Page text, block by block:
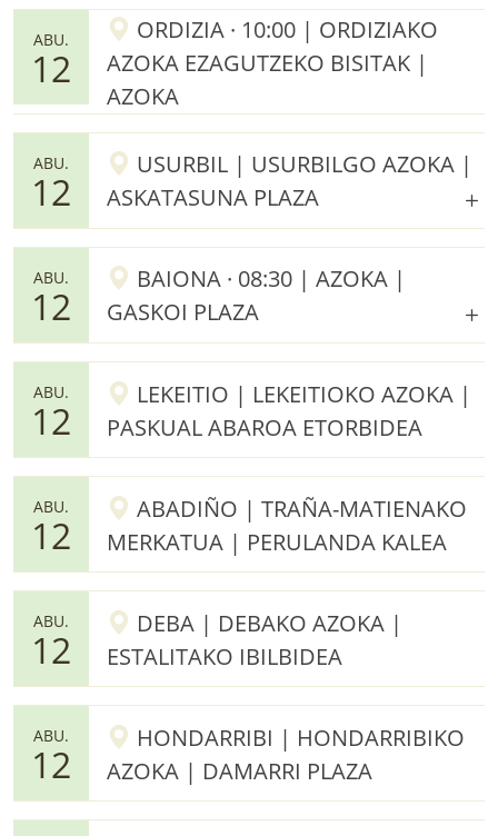
ABU.
12
ORDIZIA · 10:00 | ORDIZIAKO
AZOKA EZAGUTZEKO BISITAK |
AZOKA
ABU.
12
USURBIL | USURBILGO AZOKA |
ASKATASUNA PLAZA
ABU.
12
BAIONA · 08:30 | AZOKA |
GASKOI PLAZA
ABU.
12
LEKEITIO | LEKEITIOKO AZOKA |
PASKUAL ABAROA ETORBIDEA
ABU.
12
ABADIÑO | TRAÑA-MATIENAKO
MERKATUA | PERULANDA KALEA
ABU.
12
DEBA | DEBAKO AZOKA |
ESTALITAKO IBILBIDEA
ABU.
12
HONDARRIBI | HONDARRIBIKO
AZOKA | DAMARRI PLAZA